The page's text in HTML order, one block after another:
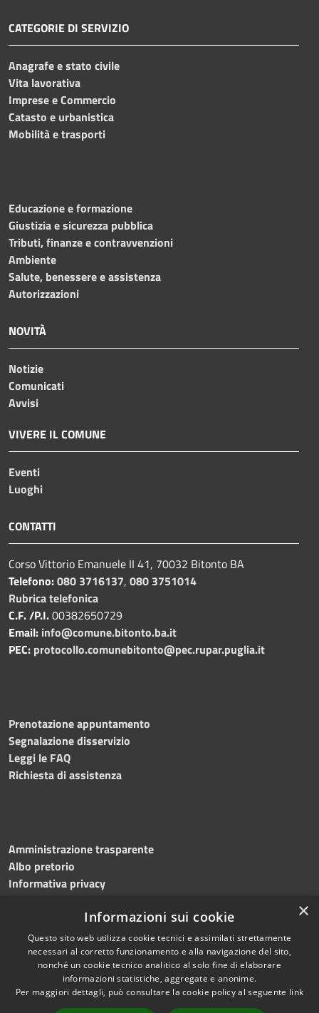
CATEGORIE DI SERVIZIO
Anagrafe e stato civile
Vita lavorativa
Imprese e Commercio
Catasto e urbanistica
Mobilità e trasporti
Educazione e formazione
Giustizia e sicurezza pubblica
Tributi, finanze e contravvenzioni
Ambiente
Salute, benessere e assistenza
Autorizzazioni
NOVITÀ
Notizie
Comunicati
Avvisi
VIVERE IL COMUNE
Eventi
Luoghi
CONTATTI
Corso Vittorio Emanuele II 41, 70032 Bitonto BA
Telefono:080 3716137, 080 3751014
Rubrica telefonica
C.F. /P.I.00382650729
Email: info@comune.bitonto.ba.it
PEC: protocollo.comunebitonto@pec.rupar.puglia.it
Prenotazione appuntamento
Segnalazione disservizio
Leggi le FAQ
Richiesta di assistenza
Amministrazione trasparente
Albo pretorio
Informativa privacy
Dichiarazione di accessibilità Meccanismo di feedback
RSS
Accessibilità
Copyright © 2026 • Comune di
Bitonto • Powered by
×
Informazioni sui cookie
Questo sito web utilizza cookie tecnici e assimilati strettamente
necessari al corretto funzionamento e alla navigazione del sito,
nonché un cookie tecnico analitico al solo fine di elaborare
informazioni statistiche, aggregate e anonime.
Per maggiori dettagli, può consultare la cookie policy al seguente link